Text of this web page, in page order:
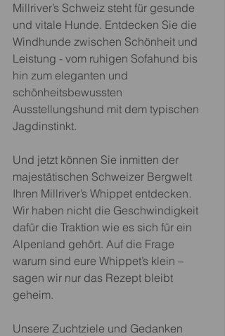
Millriver’s Schweiz steht für gesunde
und vitale Hunde. Entdecken Sie die
Windhunde zwischen Schönheit und
Leistung - vom ruhigen Sofahund bis
hin zum eleganten und
schönheitsbewussten
Ausstellungshund mit dem typischen
Jagdinstinkt.
Und jetzt können Sie inmitten der
majestätischen Schweizer Bergwelt
Ihren Millriver’s Whippet entdecken.
Wir haben nicht die Geschwindigkeit
dafür die Traktion wie es sich für ein
Alpenland gehört. Auf die Frage
warum sind eure Whippet’s klein –
sagen wir nur das Rezept bleibt
geheim.
Unsere Zuchtziele und Gedanken